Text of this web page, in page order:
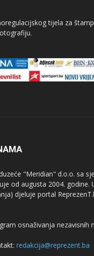
tijela za
"Meridian" d.o.o. sa
od augusta 2004. godine.
djeluje portal
osnaživanja
redakcija@reprezent.ba